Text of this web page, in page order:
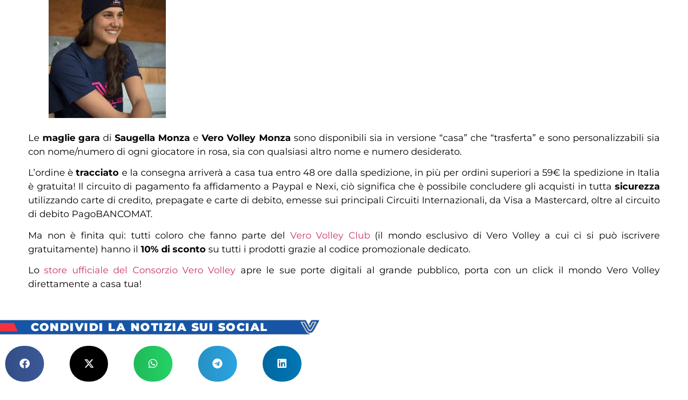
Le maglie gara diSaugella Monza eVero Volley Monza sono disponibili sia in versione “casa” che “trasferta” e sono personalizzabili sia
con nome/numero di ogni giocatore in rosa, sia con qualsiasi altro nome e numero desiderato.
L’ordine ètracciato e la consegna arriverà a casa tua entro 48 ore dalla spedizione, in più per ordini superiori a 59€ la spedizione in Italia
è gratuita! Il circuito di pagamento fa affidamento a Paypal e Nexi, ciò significa che è possibile concludere gli acquisti in tutta sicurezza
utilizzando carte di credito, prepagate e carte di debito, emesse sui principali Circuiti Internazionali, da Visa a Mastercard, oltre al circuito
di debito PagoBANCOMAT.
Ma non è finita qui: tutti coloro che fanno parte del Vero Volley Club(il mondo esclusivo di Vero Volley a cui ci si può iscrivere
gratuitamente) hanno il 10% di sconto su tutti i prodotti grazie al codice promozionale dedicato.
Lostore ufficiale del Consorzio Vero Volley apre le sue porte digitali al grande pubblico, porta con un click il mondo Vero Volley
direttamente a casa tua!
CONDIVIDI LA NOTIZIA SUI SOCIAL